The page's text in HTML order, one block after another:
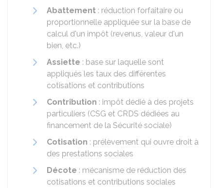
Abattement : réduction forfaitaire ou
proportionnelle appliquée sur la base de
calcul d'un impôt (revenus, valeur d'un
bien, etc.)
Assiette : base sur laquelle sont
appliqués les taux des différentes
cotisations et contributions
Contribution : impôt dédié à des projets
particuliers (CSG et CRDS dédiées au
financement de la Sécurité sociale)
Cotisation : prélèvement qui ouvre droit à
des prestations sociales
Décote : mécanisme de réduction des
cotisations et contributions sociales